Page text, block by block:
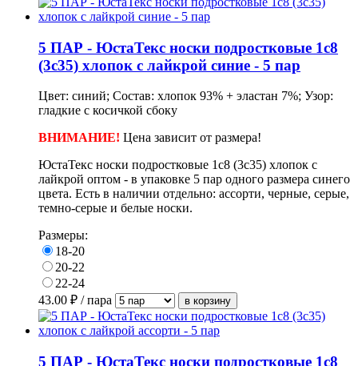
5 ПАР - ЮстаТекс носки подростковые 1с8
(3с35) хлопок с лайкрой синие - 5 пар
Цвет: синий; Состав: хлопок 93% + эластан 7%; Узор:
гладкие с косичкой сбоку
ВНИМАНИЕ! Цена зависит от размера!
ЮстаТекс носки подростковые 1с8 (3с35) хлопок с
лайкрой оптом - в упаковке 5 пар одного размера синего
цвета. Есть в наличии отдельно: ассорти, черные, серые,
темно-серые и белые носки.
Размеры:
18-20
20-22
22-24
43.00 ₽ / пара
5 ПАР - ЮстаТекс носки подростковые 1с8